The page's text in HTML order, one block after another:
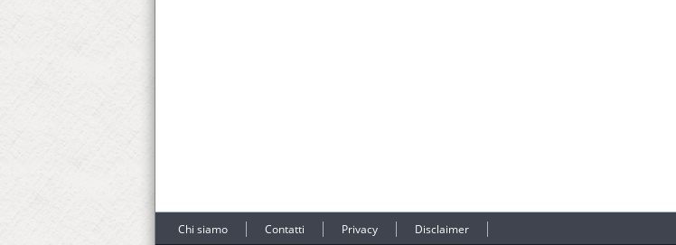
Chi siamo Contatti Privacy Disclaimer